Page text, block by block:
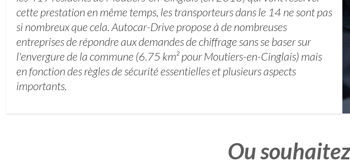
cette prestation en même temps, les transporteurs dans le 14 ne sont pas
si nombreux que cela. Autocar-Drive propose à de nombreuses
entreprises de répondre aux demandes de chiffrage sans se baser sur
l'envergure de la commune (6.75 km² pour Moutiers-en-Cinglais) mais
en fonction des règles de sécurité essentielles et plusieurs aspects
importants.
Ou